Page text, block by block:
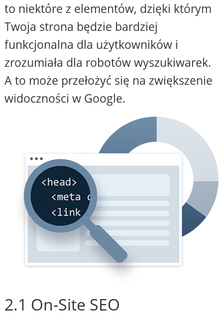
to niektóre z elementów, dzięki którym
Twoja strona będzie bardziej
funkcjonalna dla użytkowników i
zrozumiała dla robotów wyszukiwarek.
A to może przełożyć się na zwiększenie
widoczności w Google.
2.1 On-Site SEO